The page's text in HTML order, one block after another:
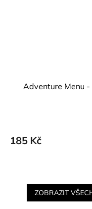
Adventure Menu
185 Kč
ZOBRAZIT